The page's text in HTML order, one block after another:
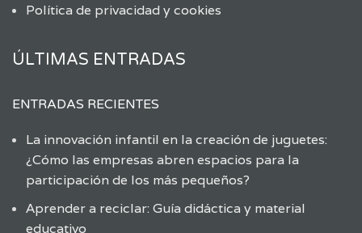
Política de privacidad y cookies
ÚLTIMAS ENTRADAS
ENTRADAS RECIENTES
La innovación infantil en la creación de juguetes:
¿Cómo las empresas abren espacios para la
participación de los más pequeños?
Aprender a reciclar: Guía didáctica y material
educativo